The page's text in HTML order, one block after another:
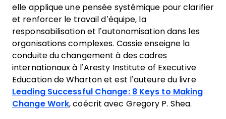
elle applique une pensée systémique pour clarifier
et renforcer le travail d’équipe, la
responsabilisation et l’autonomisation dans les
organisations complexes. Cassie enseigne la
conduite du changement à des cadres
internationaux à l’Aresty Institute of Executive
Education de Wharton et est l’auteure du livre
Leading Successful Change: 8 Keys to Making
Change Work, coécrit avec Gregory P. Shea.